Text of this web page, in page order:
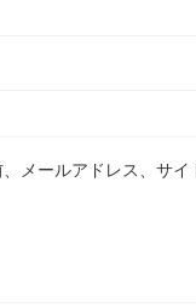
メールアドレス、サイ